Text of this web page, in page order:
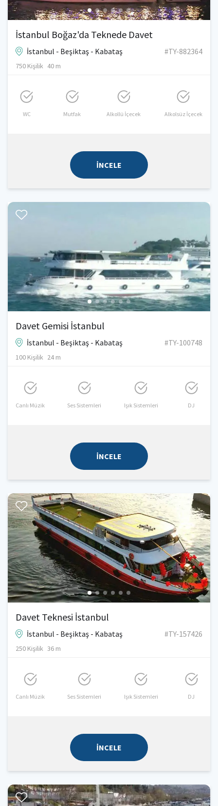
İstanbul Boğaz'da Teknede Davet
İstanbul - Beşiktaş - Kabataş #TY-882364
750 Kişilik 40 m
WC Mutfak Alkollü İçecek Alkolsüz İçecek
İNCELE
Davet Gemisi İstanbul
İstanbul - Beşiktaş - Kabataş #TY-100748
100 Kişilik 24 m
Canlı Müzik Ses Sistemleri Işık Sistemleri DJ
İNCELE
Davet Teknesi İstanbul
İstanbul - Beşiktaş - Kabataş #TY-157426
250 Kişilik 36 m
Canlı Müzik Ses Sistemleri Işık Sistemleri DJ
İNCELE